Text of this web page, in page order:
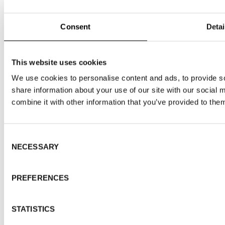
Consent
This website uses cookies
We use cookies to personalise content and ads, to provide
share information about your use of our site with our social
combine it with other information that you’ve provided to
Selection
NECESSARY
PREFERENCES
STATISTICS
Stockholm Showroom: 10,000 kvm och 84 showroom
med mode, skor, accessoarer, inredning, bad- och
Två mässhallar: Fair Hall A och Fair Hall B på totalt
6200 kvm med mode, skor, accessoarer, bad- och
Om Fashion Week Trade
Stockholm Fashion District. Det är en modevecka med